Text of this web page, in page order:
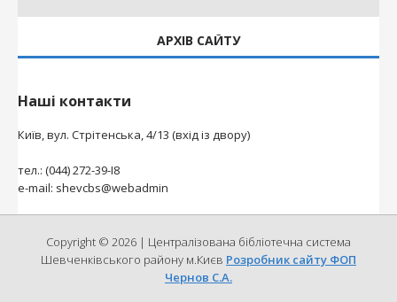
АРХІВ САЙТУ
Наші контакти
Київ, вул. Стрітенська, 4/13 (вхід із двору)
тел.: (044) 272-39-І8
e-mail: shevcbs@webadmin
Copyright © 2026 | Централізована бібліотечна система
Шевченківського району м.Києв Розробник сайту ФОП
Чернов С.А.